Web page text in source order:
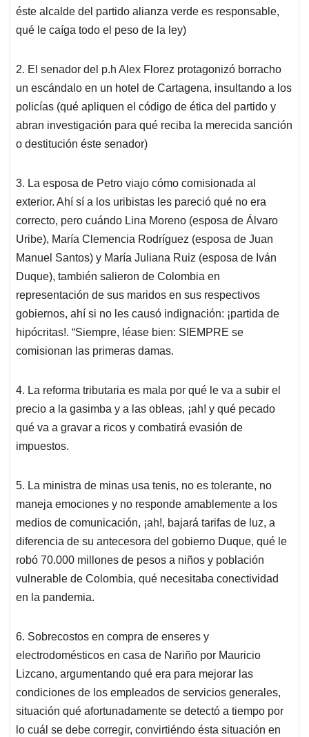
éste alcalde del partido alianza verde es responsable,
qué le caíga todo el peso de la ley)
2. El senador del p.h Alex Florez protagonizó borracho
un escándalo en un hotel de Cartagena, insultando a los
policías (qué apliquen el código de ética del partido y
abran investigación para qué reciba la merecida sanción
o destitución éste senador)
3. La esposa de Petro viajo cómo comisionada al
exterior. Ahí sí a los uribistas les pareció qué no era
correcto, pero cuándo Lina Moreno (esposa de Álvaro
Uribe), María Clemencia Rodríguez (esposa de Juan
Manuel Santos) y María Juliana Ruiz (esposa de Iván
Duque), también salieron de Colombia en
representación de sus maridos en sus respectivos
gobiernos, ahí si no les causó indignación: ¡partida de
hipócritas!. “Siempre, léase bien: SIEMPRE se
comisionan las primeras damas.
4. La reforma tributaria es mala por qué le va a subir el
precio a la gasimba y a las obleas, ¡ah! y qué pecado
qué va a gravar a ricos y combatirá evasión de
impuestos.
5. La ministra de minas usa tenis, no es tolerante, no
maneja emociones y no responde amablemente a los
medios de comunicación, ¡ah!, bajará tarifas de luz, a
diferencia de su antecesora del gobierno Duque, qué le
robó 70.000 millones de pesos a niños y población
vulnerable de Colombia, qué necesitaba conectividad
en la pandemia.
6. Sobrecostos en compra de enseres y
electrodomésticos en casa de Nariño por Mauricio
Lizcano, argumentando qué era para mejorar las
condiciones de los empleados de servicios generales,
situación qué afortunadamente se detectó a tiempo por
lo cuál se debe corregir, convirtiéndo ésta situación en